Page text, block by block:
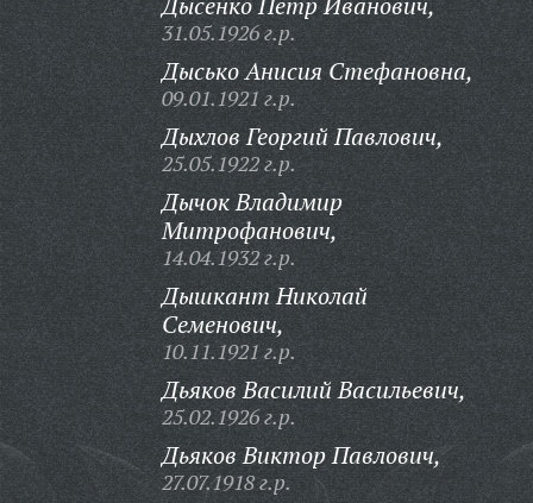
31.05.1926 г.р.
Дысько Анисия Стефановна,
09.01.1921 г.р.
Дыхлов Георгий Павлович,
25.05.1922 г.р.
Дычок Владимир
Митрофанович,
14.04.1932 г.р.
Дышкант Николай
Семенович,
10.11.1921 г.р.
Дьяков Василий Васильевич,
25.02.1926 г.р.
Дьяков Виктор Павлович,
27.07.1918 г.р.